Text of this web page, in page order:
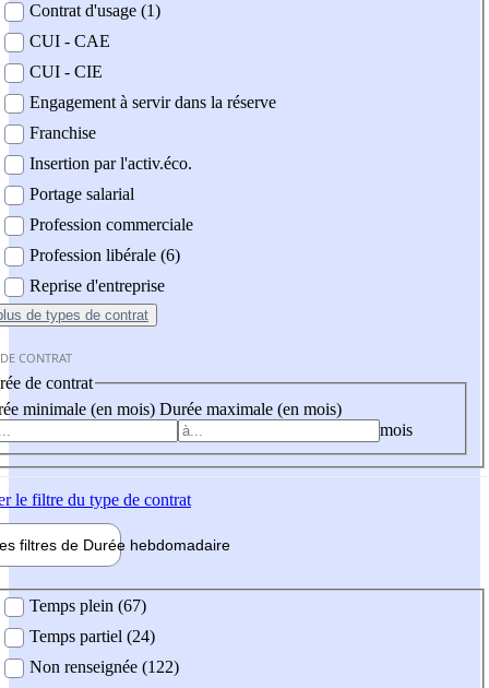
Contrat d'usage (1)
CUI - CAE
CUI - CIE
Engagement à servir dans la réserve
Franchise
Insertion par l'activ.éco.
Portage salarial
Profession commerciale
Profession libérale (6)
Reprise d'entreprise
de types de contrat
CONTRAT
de contrat
minimale (en mois) Durée maximale (en mois)
mois
le filtre du type de contrat
filtres de Durée hebdomadaire
Temps plein (67)
Temps partiel (24)
Non renseignée (122)